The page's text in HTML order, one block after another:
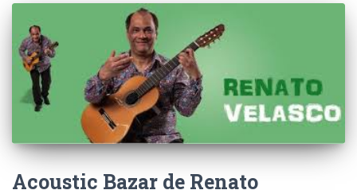
Acoustic Bazar de Renato